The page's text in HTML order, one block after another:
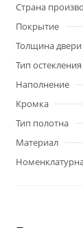
Страна
Покрытие
Толщина двери
Тип остекления
Наполнение
Кромка
Тип полотна
Материал